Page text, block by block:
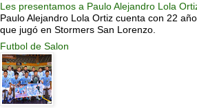
Les presentamos a Paulo Alejandro Lola
Paulo Alejandro Lola Ortiz cuenta con 22
que jugó en Stormers San Lorenzo.
Futbol de Salon